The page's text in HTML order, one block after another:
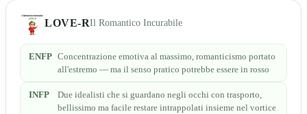
LOVE-RIl Romantico Incurabile
ENFP Concentrazione emotiva al massimo, romanticismo portato
all'estremo — ma il senso pratico potrebbe essere in rosso
INFP
Due idealisti che si guardano negli occhi con trasporto,
bellissimo ma facile restare intrappolati insieme nel vortice